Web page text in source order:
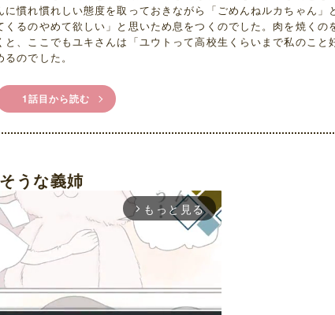
慣れ慣れしい態度を取っておきながら「ごめんねルカちゃん」
るのやめて欲しい」と思いため息をつくのでした。肉を焼くの
、ここでもユキさんは「ユウトって高校生くらいまで私のこと
のでした。
1話目から読む
うな義姉
arrow_forward_ios もっと見る